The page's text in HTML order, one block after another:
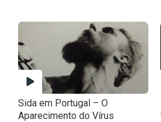
Sida em Portugal – O
Aparecimento do Vírus